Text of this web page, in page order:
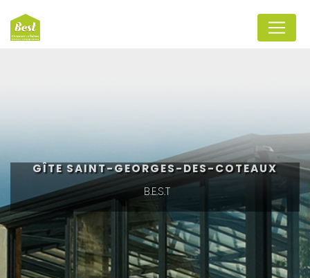
GÎTE SAINT-GEORGES-DES-COTEAUX
B.E.S.T